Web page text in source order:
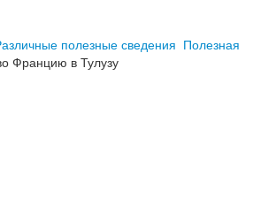
полезные сведения Полезная
Францию в Тулузу